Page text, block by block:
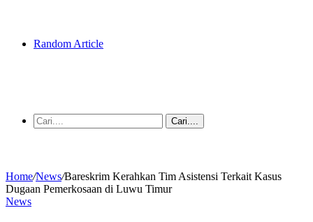
Random Article
Cari....
Home/News/Bareskrim Kerahkan Tim Asistensi Terkait Kasus
Dugaan Pemerkosaan di Luwu Timur
News